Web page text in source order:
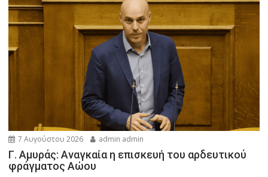
7 Αυγούστου 2026 admin admin
Γ. Αμυράς: Αναγκαία η επισκευή του αρδευτικού
φράγματος Αώου